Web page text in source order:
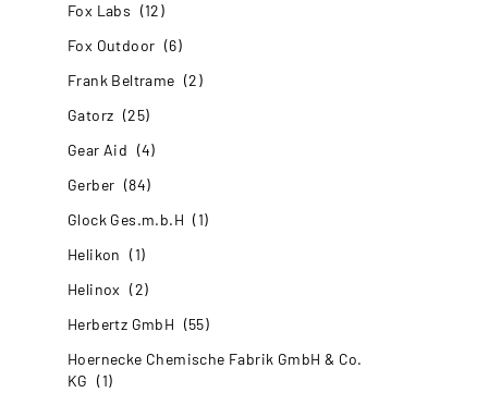
Fox Labs (12)
Fox Outdoor (6)
Frank Beltrame (2)
Gatorz (25)
Gear Aid (4)
Gerber (84)
Glock Ges.m.b.H (1)
Helikon
(1)
Helinox (2)
Herbertz GmbH (55)
Hoernecke Chemische Fabrik GmbH & Co.
KG
(1)